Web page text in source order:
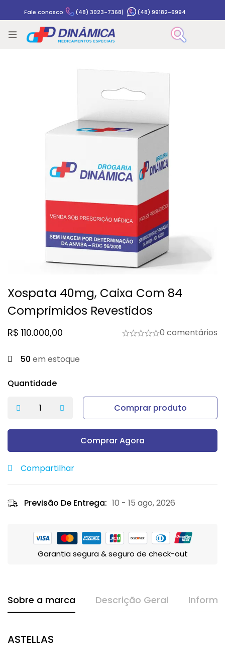
Fale conosco: (48) 3023-7368| (48) 99182-6994
Rastrear pedido
Xospata 40mg, Caixa Com 84
Comprimidos Revestidos
R$ 110.000,00 0 comentários
50 em estoque
Quantidade
Comprar produto
Comprar Agora
Compartilhar
Previsão De Entrega: 10 - 15 ago, 2026
Garantia segura & seguro de check-out
Sobre a marca Descrição Geral
ASTELLAS